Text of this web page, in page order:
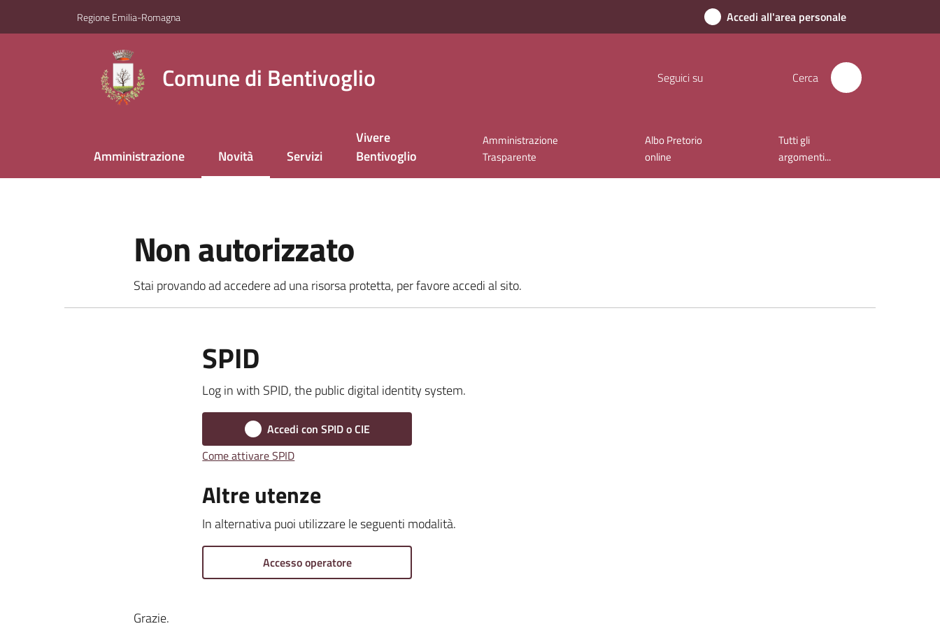
Regione Emilia-Romagna Accedi all'area personale
Comune di Bentivoglio Seguici su Cerca
Amministrazione Novità
Menu selezionato
Servizi
Vivere
Bentivoglio
Amministrazione
Trasparente
Albo Pretorio
online
Tutti gli
argomenti...
Non autorizzato
Stai provando ad accedere ad una risorsa protetta, per favore accedi al sito.
SPID
Log in with SPID, the public digital identity system.
Accedi con SPID o CIE
Come attivare SPID
Altre utenze
In alternativa puoi utilizzare le seguenti modalità.
Accesso operatore
Grazie.